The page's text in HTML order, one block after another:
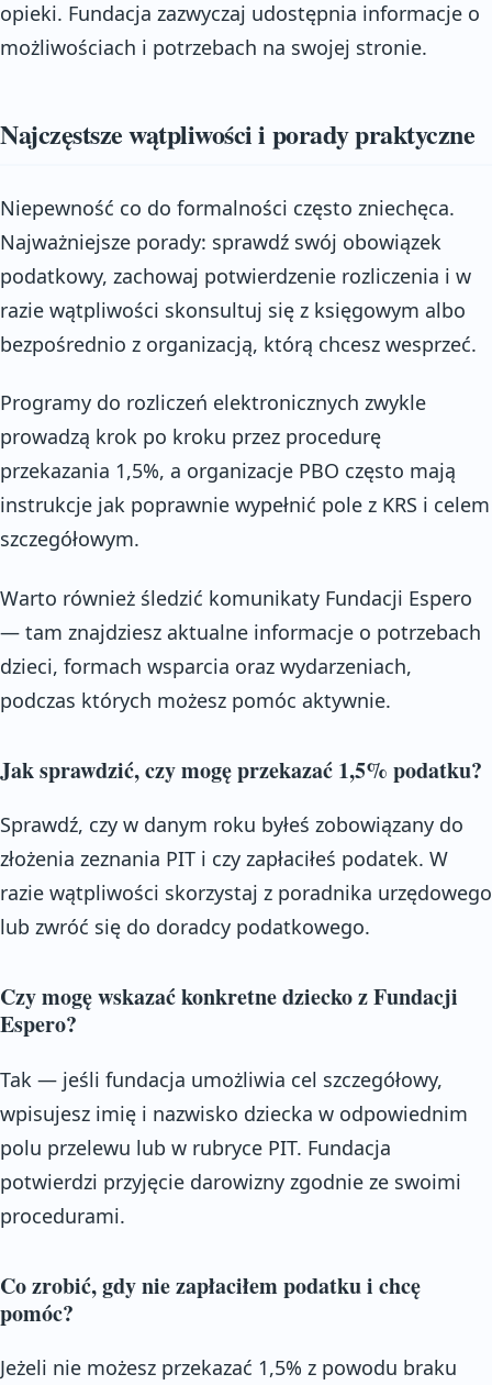
opieki. Fundacja zazwyczaj udostępnia informacje o
możliwościach i potrzebach na swojej stronie.
Najczęstsze wątpliwości i porady praktyczne
Niepewność co do formalności często zniechęca.
Najważniejsze porady: sprawdź swój obowiązek
podatkowy, zachowaj potwierdzenie rozliczenia i w
razie wątpliwości skonsultuj się z księgowym albo
bezpośrednio z organizacją, którą chcesz wesprzeć.
Programy do rozliczeń elektronicznych zwykle
prowadzą krok po kroku przez procedurę
przekazania 1,5%, a organizacje PBO często mają
instrukcje jak poprawnie wypełnić pole z KRS i celem
szczegółowym.
Warto również śledzić komunikaty Fundacji Espero
— tam znajdziesz aktualne informacje o potrzebach
dzieci, formach wsparcia oraz wydarzeniach,
podczas których możesz pomóc aktywnie.
Jak sprawdzić, czy mogę przekazać 1,5% podatku?
Sprawdź, czy w danym roku byłeś zobowiązany do
złożenia zeznania PIT i czy zapłaciłeś podatek. W
razie wątpliwości skorzystaj z poradnika urzędowego
lub zwróć się do doradcy podatkowego.
Czy mogę wskazać konkretne dziecko z Fundacji
Espero?
Tak — jeśli fundacja umożliwia cel szczegółowy,
wpisujesz imię i nazwisko dziecka w odpowiednim
polu przelewu lub w rubryce PIT. Fundacja
potwierdzi przyjęcie darowizny zgodnie ze swoimi
procedurami.
Co zrobić, gdy nie zapłaciłem podatku i chcę
pomóc?
Jeżeli nie możesz przekazać 1,5% z powodu braku